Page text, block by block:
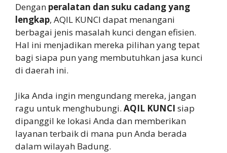
Dengan peralatan dan suku cadang yang
lengkap, AQIL KUNCI dapat menangani
berbagai jenis masalah kunci dengan efisien.
Hal ini menjadikan mereka pilihan yang tepat
bagi siapa pun yang membutuhkan jasa kunci
di daerah ini.
Jika Anda ingin mengundang mereka, jangan
ragu untuk menghubungi. AQIL KUNCI siap
dipanggil ke lokasi Anda dan memberikan
layanan terbaik di mana pun Anda berada
dalam wilayah Badung.